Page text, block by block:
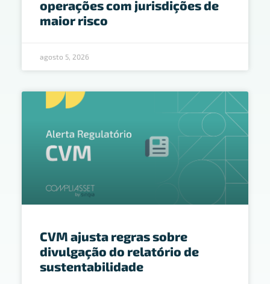
operações com jurisdições de
maior risco
agosto 5, 2026
CVM ajusta regras sobre
divulgação do relatório de
sustentabilidade